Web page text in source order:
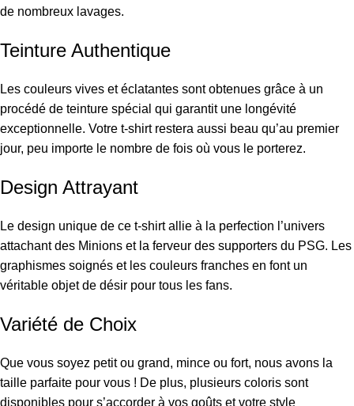
de nombreux lavages.
Teinture Authentique
Les couleurs vives et éclatantes sont obtenues grâce à un
procédé de teinture spécial qui garantit une longévité
exceptionnelle. Votre t-shirt restera aussi beau qu’au premier
jour, peu importe le nombre de fois où vous le porterez.
Design Attrayant
Le design unique de ce t-shirt allie à la perfection l’univers
attachant des Minions et la ferveur des supporters du PSG. Les
graphismes soignés et les couleurs franches en font un
véritable objet de désir pour tous les fans.
Variété de Choix
Que vous soyez petit ou grand, mince ou fort, nous avons la
taille parfaite pour vous ! De plus, plusieurs coloris sont
disponibles pour s’accorder à vos goûts et votre style